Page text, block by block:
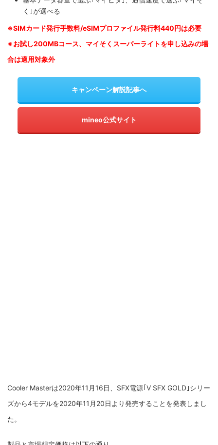
く｣が選べる
※SIMカード発行手数料/eSIMプロファイル発行料440円は必要
※お試し200MBコース、マイそくスーパーライトを申し込みの場
合は適用対象外
キャンペーン解説記事へ
mineo公式サイト
Cooler Masterは2020年11月16日、SFX電源｢V SFX GOLD｣シリー
ズから4モデルを2020年11月20日より発売することを発表しまし
た。